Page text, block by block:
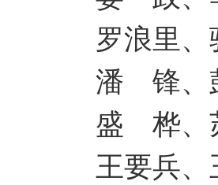
罗浪里
潘 锋、
盛 桦、
王要兵